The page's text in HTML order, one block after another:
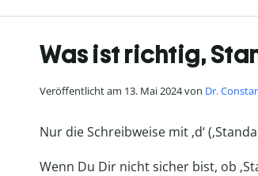
Was ist richtig,
Veröffentlicht am 13. Mai 2024 von Dr.
Nur die Schreibweise mit ‚d‘
Wenn Du Dir nicht sicher bist, ob